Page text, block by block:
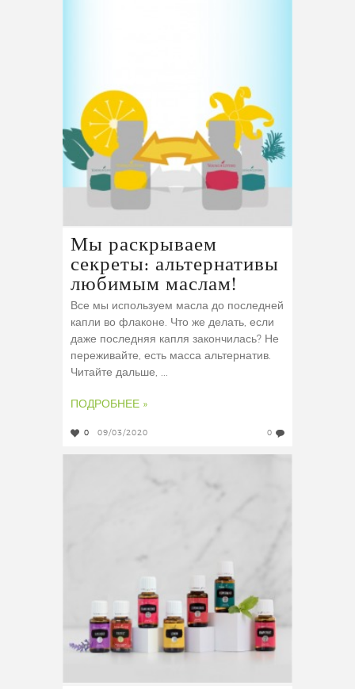
Мы раскрываем
секреты: альтернативы
любимым маслам!
Все мы используем масла до последней
капли во флаконе. Что же делать, если
даже последняя капля закончилась? Не
переживайте, есть масса альтернатив.
Читайте дальше, ...
ПОДРОБНЕЕ »
0 09/03/2020 0